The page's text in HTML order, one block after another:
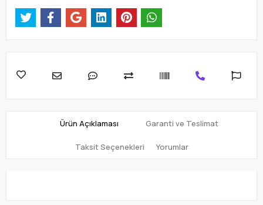
Ürün Açıklaması Garanti ve Teslimat
Taksit Seçenekleri Yorumlar